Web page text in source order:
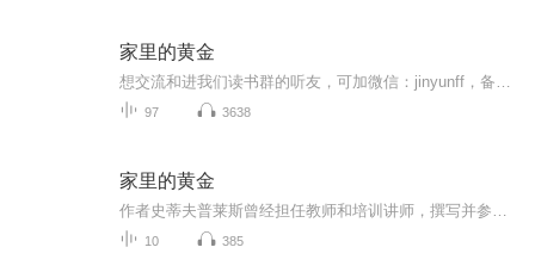
家里的黄金
97 3638
家里的黄金
10 385